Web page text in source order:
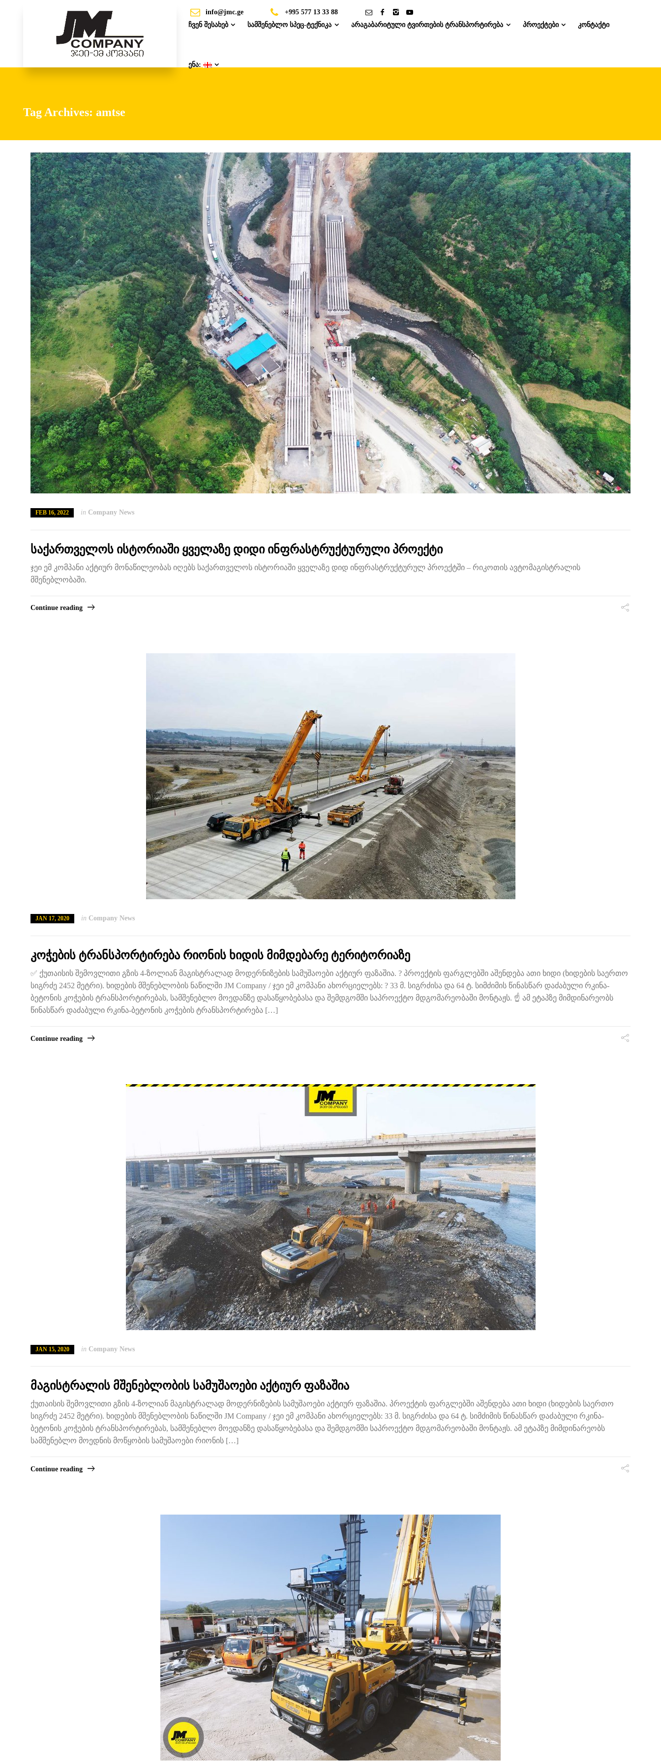
info@jmc.ge
+995 577 13 33 88
ჩვენ შესახებ
სამშენებლო სპეც-ტექნიკა არაგაბარიტული ტვირთების ტრანსპორტირება პროექტები კონტაქტი
ენა:
Tag Archives: amtse
FEB 16, 2022 in Company News
საქართველოს ისტორიაში ყველაზე დიდი ინფრასტრუქტურული პროექტი
ჯეი ემ კომპანი აქტიურ მონაწილეობას იღებს საქართველოს ისტორიაში ყველაზე დიდ ინფრასტრუქტურულ პროექტში – რიკოთის ავტომაგისტრალის
მშენებლობაში.
Continue reading
JAN 17, 2020 in Company News
კოჭების ტრანსპორტირება რიონის ხიდის მიმდებარე ტერიტორიაზე
✅ ქუთაისის შემოვლითი გზის 4-ზოლიან მაგისტრალად მოდერნიზების სამუშაოები აქტიურ ფაზაშია. ? პროექტის ფარგლებში აშენდება ათი ხიდი (ხიდების საერთო
სიგრძე 2452 მეტრი). ხიდების მშენებლობის ნაწილში JM Company / ჯეი ემ კომპანი ახორციელებს: ? 33 მ. სიგრძისა და 64 ტ. სიმძიმის წინასწარ დაძაბული რკინა-
ბეტონის კოჭების ტრანსპორტირებას, სამშენებლო მოედანზე დასაწყობებასა და შემდგომში საპროექტო მდგომარეობაში მონტაჟს. ☝️ ამ ეტაპზე მიმდინარეობს
წინასწარ დაძაბული რკინა-ბეტონის კოჭების ტრანსპორტირება […]
Continue reading
JAN 15, 2020 in Company News
მაგისტრალის მშენებლობის სამუშაოები აქტიურ ფაზაშია
ქუთაისის შემოვლითი გზის 4-ზოლიან მაგისტრალად მოდერნიზების სამუშაოები აქტიურ ფაზაშია. პროექტის ფარგლებში აშენდება ათი ხიდი (ხიდების საერთო
სიგრძე 2452 მეტრი). ხიდების მშენებლობის ნაწილში JM Company / ჯეი ემ კომპანი ახორციელებს: 33 მ. სიგრძისა და 64 ტ. სიმძიმის წინასწარ დაძაბული რკინა-
ბეტონის კოჭების ტრანსპორტირებას, სამშენებლო მოედანზე დასაწყობებასა და შემდგომში საპროექტო მდგომარეობაში მონტაჟს. ამ ეტაპზე მიმდინარეობს
სამშენებლო მოედნის მოწყობის სამუშაოები რიონის […]
Continue reading